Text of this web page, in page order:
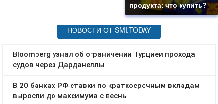
продукта: что купить?